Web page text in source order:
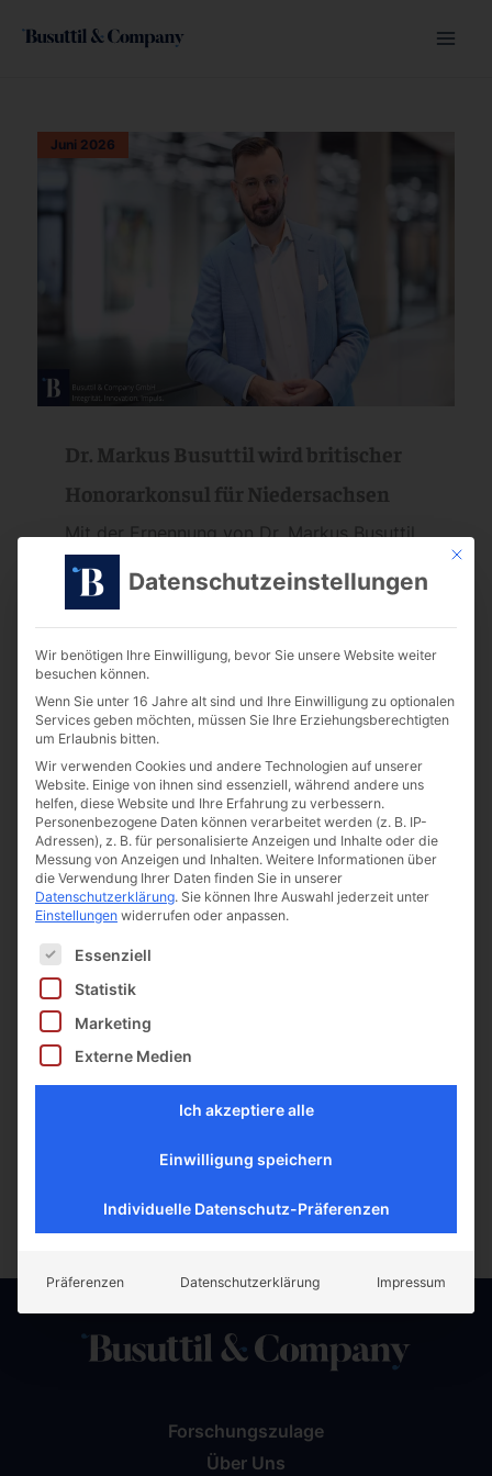
Inhalt
Juni 2026
Dr. Markus Busuttil wird britischer
Honorarkonsul für Niedersachsen
Mit der Ernennung von Dr. Markus Busuttil
zum britischen Honorarkonsul für
Niedersachsen erhält eine langjährige
Verbindung zum Vereinigten Königreich
eine besondere Fortsetzung. Was 2007 mit
einem Auslandsstudium in Wales begann,
führte über 13 Jahre Leben und Arbeiten in
Großbritannien schließlich zurück nach
Hannover. In diesem Beitrag werfen wir
einen Blick auf seinen Weg, die Bedeutung
des Ehrenamts und den Einfluss dieser
internationalen Erfahrungen auf die
Entstehung von Busuttil & Company.
Zurück zum Blog
TEILEN:
Forschungszulage
Über Uns
Mit
Datenschutzeinstellungen
Wir benötigen Ihre Einwilligung, bevor Sie unsere Website weiter
besuchen können.
Wenn Sie unter 16 Jahre alt sind und Ihre Einwilligung zu optionalen
Services geben möchten, müssen Sie Ihre Erziehungsberechtigten
um Erlaubnis bitten.
Wir verwenden Cookies und andere Technologien auf unserer
Website. Einige von ihnen sind essenziell, während andere uns
helfen, diese Website und Ihre Erfahrung zu verbessern.
Personenbezogene Daten können verarbeitet werden (z. B. IP-
Adressen), z. B. für personalisierte Anzeigen und Inhalte oder die
Messung von Anzeigen und Inhalten. Weitere Informationen über
die Verwendung Ihrer Daten finden Sie in unserer
Datenschutzerklärung. Sie können Ihre Auswahl jederzeit unter
Einstellungen widerrufen oder anpassen.
Es folgt eine Liste der Service-Gruppen, für die
Essenziell
Statistik
Marketing
Externe Medien
Ich akzeptiere alle
Einwilligung speichern
Individuelle Datenschutz-Präferenzen
Präferenzen Datenschutzerklärung Impressum